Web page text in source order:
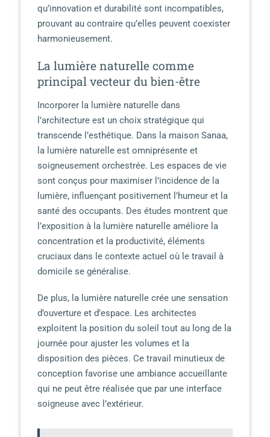
qu’innovation et durabilité sont incompatibles,
prouvant au contraire qu’elles peuvent coexister
harmonieusement.
La lumière naturelle comme
principal vecteur du bien-être
Incorporer la lumière naturelle dans
l’architecture est un choix stratégique qui
transcende l’esthétique. Dans la maison Sanaa,
la lumière naturelle est omniprésente et
soigneusement orchestrée. Les espaces de vie
sont conçus pour maximiser l’incidence de la
lumière, influençant positivement l’humeur et la
santé des occupants. Des études montrent que
l’exposition à la lumière naturelle améliore la
concentration et la productivité, éléments
cruciaux dans le contexte actuel où le travail à
domicile se généralise.
De plus, la lumière naturelle crée une sensation
d’ouverture et d’espace. Les architectes
exploitent la position du soleil tout au long de la
journée pour ajuster les volumes et la
disposition des pièces. Ce travail minutieux de
conception favorise une ambiance accueillante
qui ne peut être réalisée que par une interface
soigneuse avec l’extérieur.